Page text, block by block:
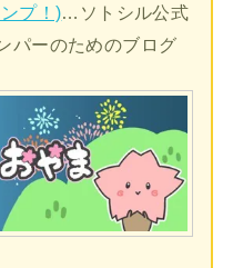
プ！) …ソトシル公式
パーのためのブログ